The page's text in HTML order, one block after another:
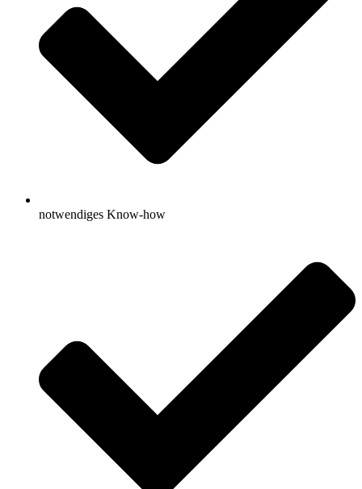
notwendiges Know-how